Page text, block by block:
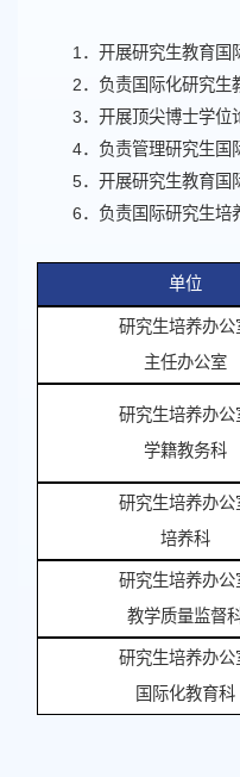
1．开展研究生教育国
2．负责国际化研究生
3．开展顶尖博士学位
4．负责管理研究生国
5．开展研究生教育国
6．负责国际研究生培
单位
研究生培养办公
主任办公室
研究生培养办公
学籍教务科
研究生培养办公
培养科
研究生培养办公
教学质量监督
研究生培养办公
国际化教育科